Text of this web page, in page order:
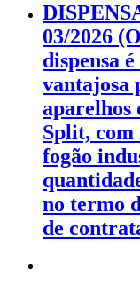
03/2026
dispensa
vantajosa
aparelhos
Split, com
fogão
no termo
de